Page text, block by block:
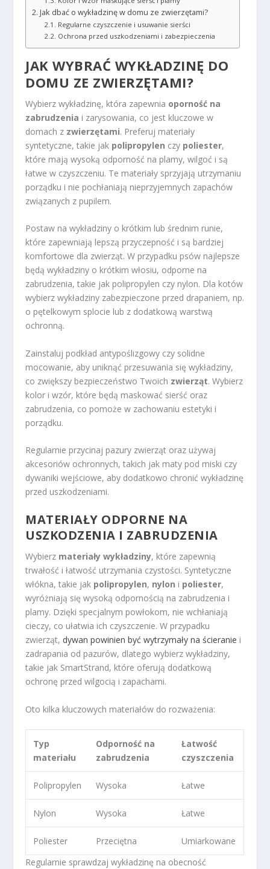
Jak dbać o wykładzinę w domu ze zwierzętami?
Regularne czyszczenie i usuwanie sierści
Ochrona przed uszkodzeniami i zabezpieczenia
JAK WYBRAĆ WYKŁADZINĘ DO
DOMU ZE ZWIERZĘTAMI?
Wybierz wykładzinę, która zapewnia oporność na
zabrudzenia i zarysowania, co jest kluczowe w
domach z zwierzętami. Preferuj materiały
syntetyczne, takie jak polipropylen czy poliester,
które mają wysoką odporność na plamy, wilgoć i są
łatwe w czyszczeniu. Te materiały sprzyjają utrzymaniu
porządku i nie pochłaniają nieprzyjemnych zapachów
związanych z pupilem.
Postaw na wykładziny o krótkim lub średnim runie,
które zapewniają lepszą przyczepność i są bardziej
komfortowe dla zwierząt. W przypadku psów najlepsze
będą wykładziny o krótkim włosiu, odporne na
zabrudzenia, takie jak polipropylen czy nylon. Dla kotów
wybierz wykładziny zabezpieczone przed drapaniem, np.
o pętelkowym splocie lub z dodatkową warstwą
ochronną.
Zainstaluj podkład antypoślizgowy czy solidne
mocowanie, aby uniknąć przesuwania się wykładziny,
co zwiększy bezpieczeństwo Twoich zwierząt. Wybierz
kolor i wzór, które będą maskować sierść oraz
zabrudzenia, co pomoże w zachowaniu estetyki i
porządku.
Regularnie przycinaj pazury zwierząt oraz używaj
akcesoriów ochronnych, takich jak maty pod miski czy
dywaniki wejściowe, aby dodatkowo chronić wykładzinę
przed uszkodzeniami.
MATERIAŁY ODPORNE NA
USZKODZENIA I ZABRUDZENIA
Wybierz materiały wykładziny, które zapewnią
trwałość i łatwość utrzymania czystości. Syntetyczne
włókna, takie jak polipropylen, nylon i poliester,
wyróżniają się wysoką odpornością na zabrudzenia i
plamy. Dzięki specjalnym powłokom, nie wchłaniają
cieczy, co ułatwia ich czyszczenie. W przypadku
zwierząt, dywan powinien być wytrzymały na ścieranie i
zadrapania od pazurów, dlatego wybierz wykładziny,
takie jak SmartStrand, które oferują dodatkową
ochronę przed wilgocią i zapachami.
Oto kilka kluczowych materiałów do rozważenia:
Typ
materiału
Odporność na
zabrudzenia
Łatwość
czyszczenia
Polipropylen Wysoka Łatwe
Nylon Wysoka Łatwe
Poliester Przeciętna
Umiarkowane
Regularnie sprawdzaj wykładzinę na obecność